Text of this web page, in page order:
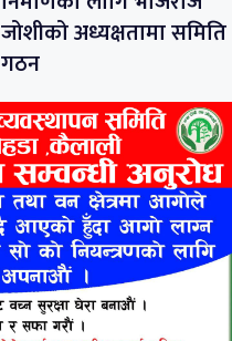
जोशीको अध्यक्षतामा समिति
गठन